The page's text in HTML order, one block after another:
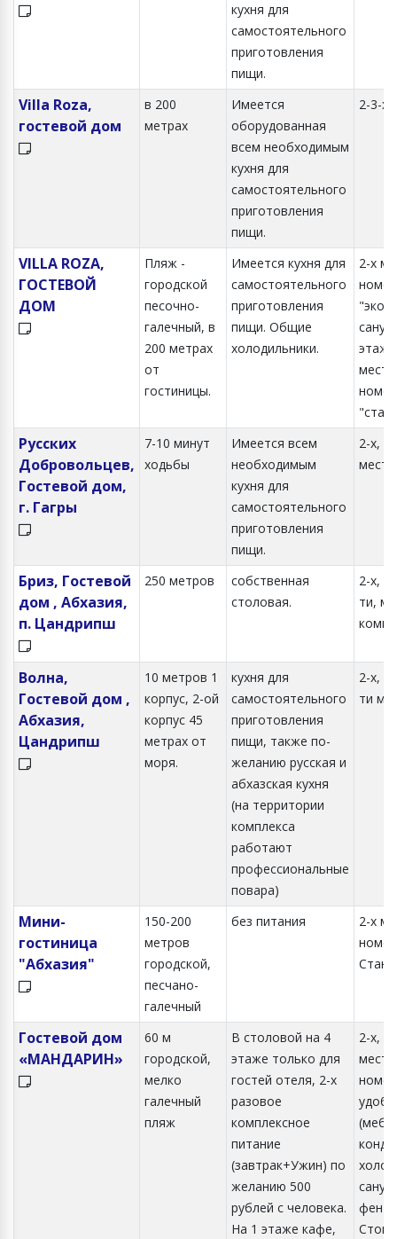
кухня для
самостоятельного
приготовления
пищи.
Villa Roza,
гостевой дом
в 200
метрах
Имеется
оборудованная
всем необходимым
кухня для
самостоятельного
приготовления
пищи.
2-3-х
VILLA ROZA,
ГОСТЕВОЙ
ДОМ
Пляж -
городской
песочно-
галечный, в
200 метрах
от
гостиницы.
Имеется кухня для
самостоятельного
приготовления
пищи. Общие
холодильники.
2-х
Русских
Добровольцев,
Гостевой дом,
г. Гагры
7-10 минут
ходьбы
Имеется всем
необходимым
кухня для
самостоятельного
приготовления
пищи.
2-х,
Бриз, Гостевой
дом , Абхазия,
п. Цандрипш
250 метров
собственная
столовая.
2-х,
ти,
Волна,
Гостевой дом ,
Абхазия,
Цандрипш
10 метров 1
корпус, 2-ой
корпус 45
метрах от
моря.
кухня для
самостоятельного
приготовления
пищи, также по-
желанию русская и
абхазская кухня
(на территории
комплекса
работают
профессиональные
повара)
2-х,
ти
Мини-
гостиница
"Абхазия"
150-200
метров
городской,
песчано-
галечный
без питания
2-х
Гостевой дом
«МАНДАРИН»
60 м
городской,
мелко
галечный
пляж
В столовой на 4
этаже только для
гостей отеля, 2-х
разовое
комплексное
питание
(завтрак+Ужин) по
желанию 500
рублей с человека.
На 1 этаже кафе,
2-х,
фен).